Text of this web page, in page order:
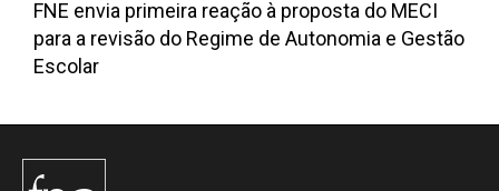
FNE envia primeira reação à proposta do MECI
para a revisão do Regime de Autonomia e Gestão
Escolar